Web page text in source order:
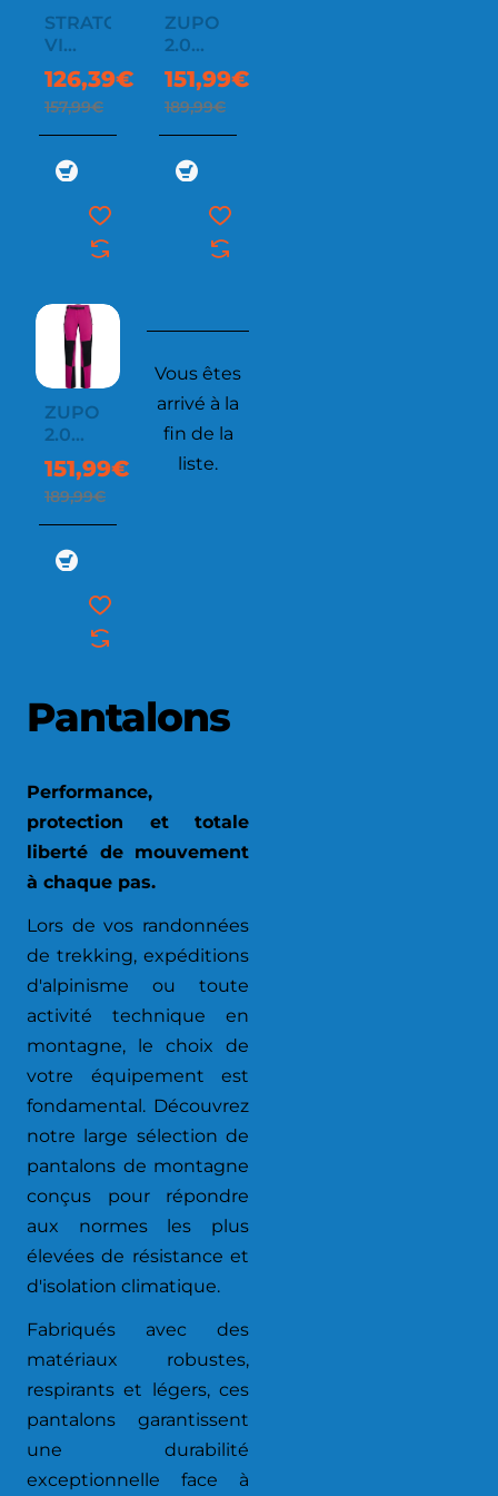
Pantalons
Performance,
protection et totale
liberté de mouvement
à chaque pas.
Lors de vos randonnées
de trekking, expéditions
d'alpinisme ou toute
activité technique en
montagne, le choix de
votre équipement est
fondamental. Découvrez
notre large sélection de
pantalons de montagne
conçus pour répondre
aux normes les plus
élevées de résistance et
d'isolation climatique.
Fabriqués avec des
matériaux robustes,
respirants et légers, ces
pantalons garantissent
une durabilité
exceptionnelle face à
-20%
STRATOS
VI
RACING
PANT
W
126,39€
157,99€
-20%
ZUPO
2.0
PANT
MEN
151,99€
189,99€
-20%
ZUPO
2.0
PANT
WOMEN
151,99€
189,99€
Vous êtes
arrivé à la
fin de la
liste.